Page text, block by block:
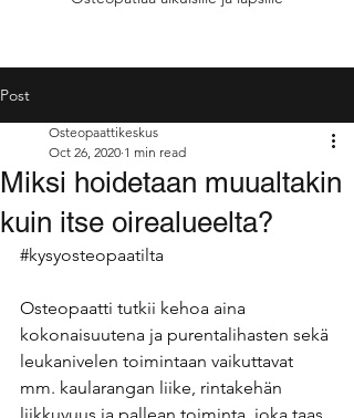
Post
Miksi hoidetaan muualtakin
kuin itse oirealueelta?
Osteopaattikeskus
Oct 26, 2020 1 min read
#kysyosteopaatilta
Osteopaatti tutkii kehoa aina
kokonaisuutena ja purentalihasten sekä
leukanivelen toimintaan vaikuttavat
mm. kaularangan liike, rintakehän